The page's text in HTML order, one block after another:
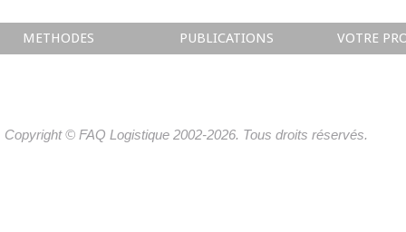
METHODES PUBLICATIONS VOTRE
Copyright © FAQ Logistique 2002-2026. Tous droits réservés.